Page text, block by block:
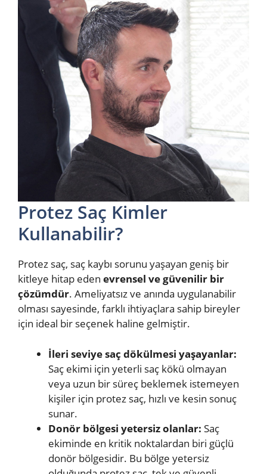
Protez Saç Kimler
Kullanabilir?
Protez saç, saç kaybı sorunu yaşayan geniş bir
kitleye hitap eden evrensel ve güvenilir bir
çözümdür. Ameliyatsız ve anında uygulanabilir
olması sayesinde, farklı ihtiyaçlara sahip bireyler
için ideal bir seçenek haline gelmiştir.
İleri seviye saç dökülmesi yaşayanlar:
Saç ekimi için yeterli saç kökü olmayan
veya uzun bir süreç beklemek istemeyen
kişiler için protez saç, hızlı ve kesin sonuç
sunar.
Donör bölgesi yetersiz olanlar: Saç
ekiminde en kritik noktalardan biri güçlü
donör bölgesidir. Bu bölge yetersiz